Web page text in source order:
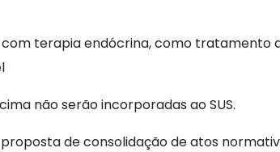
com terapia endócrina, como
não serão incorporadas ao SUS.
de consolidação de atos